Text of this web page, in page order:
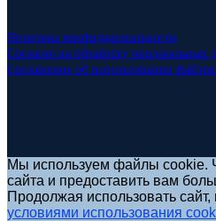
Политика конфиденциальности
Согласие на обработку персональных
Соглашение об использовании
Мы используем файлы cookie.
сайта и предоставить вам
Продолжая использовать
условиями использования